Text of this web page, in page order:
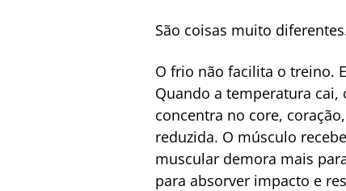
São coisas muito
O frio não facilita o treino.
Quando a temperatura
concentra no core,
reduzida. O músculo
muscular demora mais
para absorver impacto e